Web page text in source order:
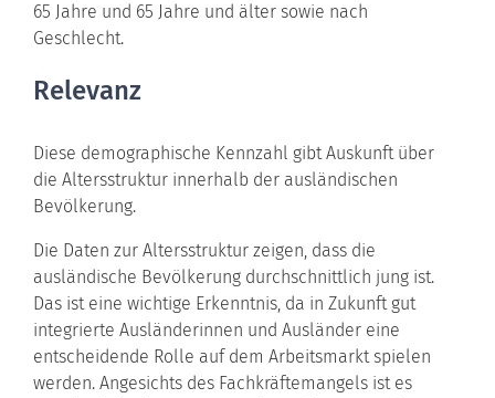
65 Jahre und 65 Jahre und älter sowie nach
Geschlecht.
Relevanz
Diese demographische Kennzahl gibt Auskunft über
die Altersstruktur innerhalb der ausländischen
Bevölkerung.
Die Daten zur Altersstruktur zeigen, dass die
ausländische Bevölkerung durchschnittlich jung ist.
Das ist eine wichtige Erkenntnis, da in Zukunft gut
integrierte Ausländerinnen und Ausländer eine
entscheidende Rolle auf dem Arbeitsmarkt spielen
werden. Angesichts des Fachkräftemangels ist es